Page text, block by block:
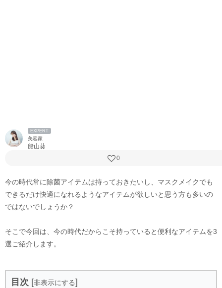
EXPERT
美容家
船山葵
0
今の時代常に除菌アイテムは持っておきたいし、マスクメイクでも
できるだけ快適になれるようなアイテムが欲しいと思う方も多いの
ではないでしょうか？
そこで今回は、今の時代だからこそ持っていると便利なアイテムを3
選ご紹介します。
目次 [非表示にする]